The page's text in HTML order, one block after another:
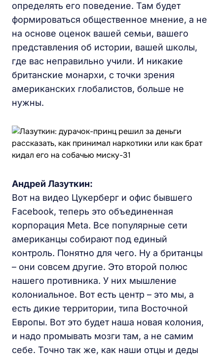
определять его поведение. Там будет
формироваться общественное мнение, а не
на основе оценок вашей семьи, вашего
представления об истории, вашей школы,
где вас неправильно учили. И никакие
британские монархи, с точки зрения
американских глобалистов, больше не
нужны.
Андрей Лазуткин:
Вот на видео Цукерберг и офис бывшего
Facebook, теперь это объединенная
корпорация Meta. Все популярные сети
американцы собирают под единый
контроль. Понятно для чего. Ну а британцы
– они совсем другие. Это второй полюс
нашего противника. У них мышление
колониальное. Вот есть центр – это мы, а
есть дикие территории, типа Восточной
Европы. Вот это будет наша новая колония,
и надо промывать мозги там, а не самим
себе. Точно так же, как наши отцы и деды